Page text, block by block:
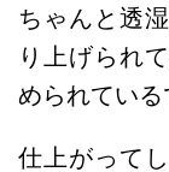
ちゃんと透
り上げられ
められている
仕上がって